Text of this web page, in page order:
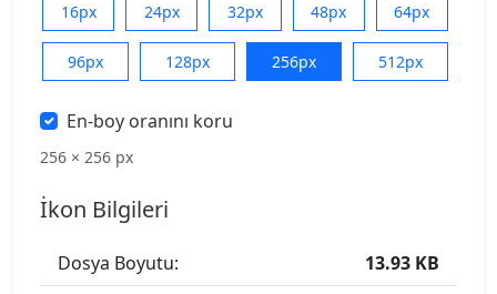
16px 24px 32px 48px 64px
96px 128px 256px 512px
En-boy oranını koru
256 × 256 px
İkon Bilgileri
Dosya Boyutu:
13.93 KB